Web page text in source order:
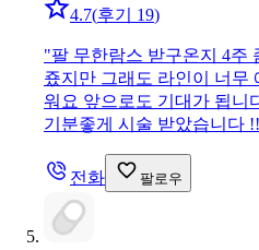
4.7(후기 19)
"팔 무한람스 받구온지 4주
죴지만 그래도 라인이 너무
워요 앞으로도 기대가 됩니
기분좋게 시술 받았습니다 !!
전화 팔로우